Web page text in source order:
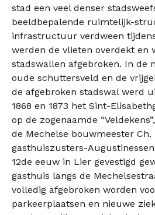
stad een veel denser
beeldbepalende ruimtelijk-
infrastructuur verdween
werden de vlieten overdekt en
stadswallen afgebroken. In de
oude schuttersveld en de
de afgebroken stadswal werd
1868 en 1873 het Sint-
op de zogenaamde
de Mechelse bouwmeester Ch.
gasthuiszusters-
12de eeuw in Lier gevestigd
gasthuis langs de
volledig afgebroken worden
parkeerplaatsen en nieuwe